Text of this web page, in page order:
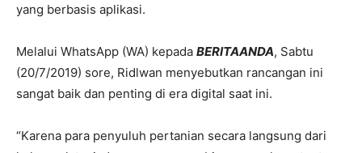
yang berbasis aplikasi.
Melalui WhatsApp (WA) kepada BERITAANDA, Sabtu
(20/7/2019) sore, Ridlwan menyebutkan rancangan ini
sangat baik dan penting di era digital saat ini.
“Karena para penyuluh pertanian secara langsung dari